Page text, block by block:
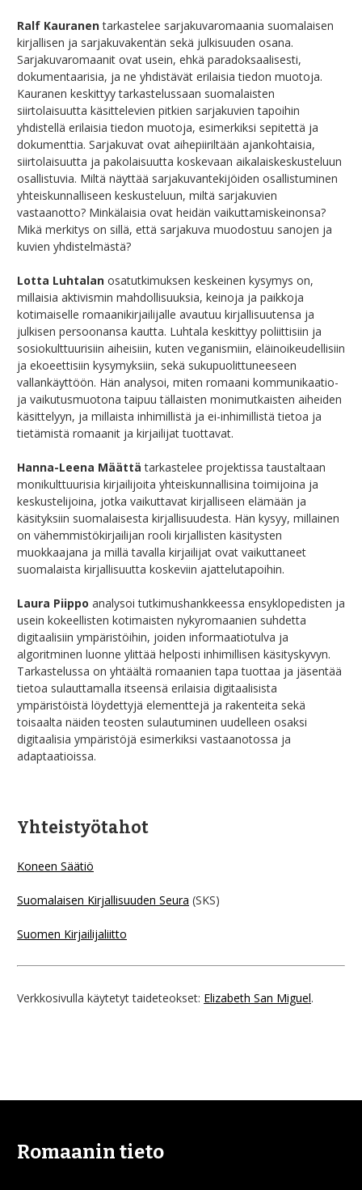
Ralf Kauranentarkastelee sarjakuvaromaania suomalaisen
kirjallisen ja sarjakuvakentän sekä julkisuuden osana.
Sarjakuvaromaanit ovat usein, ehkä paradoksaalisesti,
dokumentaarisia, ja ne yhdistävät erilaisia tiedon muotoja.
Kauranen keskittyy tarkastelussaan suomalaisten
siirtolaisuutta käsittelevien pitkien sarjakuvien tapoihin
yhdistellä erilaisia tiedon muotoja, esimerkiksi sepitettä ja
dokumenttia. Sarjakuvat ovat aihepiiriltään ajankohtaisia,
siirtolaisuutta ja pakolaisuutta koskevaan aikalaiskeskusteluun
osallistuvia. Miltä näyttää sarjakuvantekijöiden osallistuminen
yhteiskunnalliseen keskusteluun, miltä sarjakuvien
vastaanotto? Minkälaisia ovat heidän vaikuttamiskeinonsa?
Mikä merkitys on sillä, että sarjakuva muodostuu sanojen ja
kuvien yhdistelmästä?
Lotta Luhtalan osatutkimuksen keskeinen kysymys on,
millaisia aktivismin mahdollisuuksia, keinoja ja paikkoja
kotimaiselle romaanikirjailijalle avautuu kirjallisuutensa ja
julkisen persoonansa kautta. Luhtala keskittyy poliittisiin ja
sosiokulttuurisiin aiheisiin, kuten veganismiin, eläinoikeudellisiin
ja ekoeettisiin kysymyksiin, sekä sukupuolittuneeseen
vallankäyttöön. Hän analysoi, miten romaani kommunikaatio-
ja vaikutusmuotona taipuu tällaisten monimutkaisten aiheiden
käsittelyyn, ja millaista inhimillistä ja ei-inhimillistä tietoa ja
tietämistä romaanit ja kirjailijat tuottavat.
Hanna-Leena Määttä tarkastelee projektissa taustaltaan
monikulttuurisia kirjailijoita yhteiskunnallisina toimijoina ja
keskustelijoina, jotka vaikuttavat kirjalliseen elämään ja
käsityksiin suomalaisesta kirjallisuudesta. Hän kysyy, millainen
on vähemmistökirjailijan rooli kirjallisten käsitysten
muokkaajana ja millä tavalla kirjailijat ovat vaikuttaneet
suomalaista kirjallisuutta koskeviin ajattelutapoihin.
Laura Piippo analysoi tutkimushankkeessa ensyklopedisten ja
usein kokeellisten kotimaisten nykyromaanien suhdetta
digitaalisiin ympäristöihin, joiden informaatiotulva ja
algoritminen luonne ylittää helposti inhimillisen käsityskyvyn.
Tarkastelussa on yhtäältä romaanien tapa tuottaa ja jäsentää
tietoa sulauttamalla itseensä erilaisia digitaalisista
ympäristöistä löydettyjä elementtejä ja rakenteita sekä
toisaalta näiden teosten sulautuminen uudelleen osaksi
digitaalisia ympäristöjä esimerkiksi vastaanotossa ja
adaptaatioissa.
Yhteistyötahot
Koneen Säätiö
Suomalaisen Kirjallisuuden Seura (SKS)
Suomen Kirjailijaliitto
Verkkosivulla käytetyt taideteokset: Elizabeth San Miguel.
Romaanin tieto